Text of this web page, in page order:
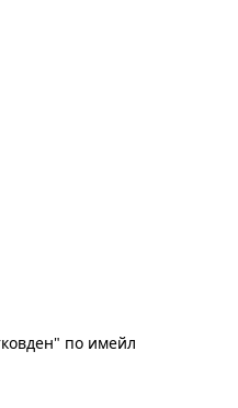
по имейл